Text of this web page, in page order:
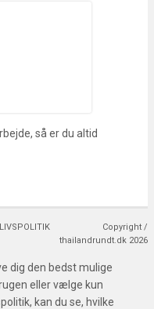
så er du altid
Copyright /
thailandrundt.dk 2026
dig den bedst mulige
eller vælge kun
kan du se, hvilke